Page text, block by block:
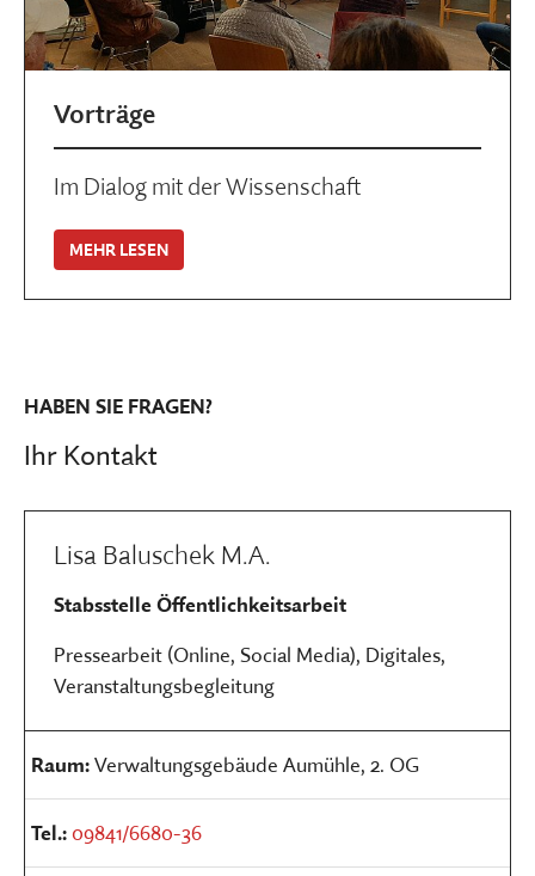
Vorträge
Im Dialog mit der Wissenschaft
MEHR LESEN
Ihr Kontakt
HABEN SIE FRAGEN?
Lisa Baluschek M.A.
Stabsstelle Öffentlichkeitsarbeit
Pressearbeit (Online, Social Media), Digitales,
Veranstaltungsbegleitung
Raum:Verwaltungsgebäude Aumühle, 2. OG
Tel.:09841/6680-36